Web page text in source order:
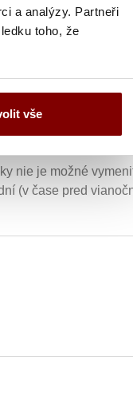
a analýzy. Partneři
toho, že
vše
+ 10.20€
do košíka s
nie je možné
(v čase pred